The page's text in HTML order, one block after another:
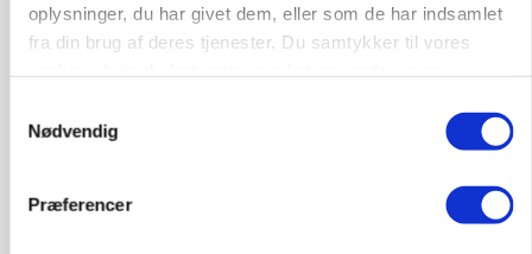
oplysninger, du har givet dem, eller som de har indsamlet
fra din brug af deres tjenester. Du samtykker til vores
Nødvendig
Præferencer
Prisgab på 20 kroner pr. kg vokser: Polsk kylling